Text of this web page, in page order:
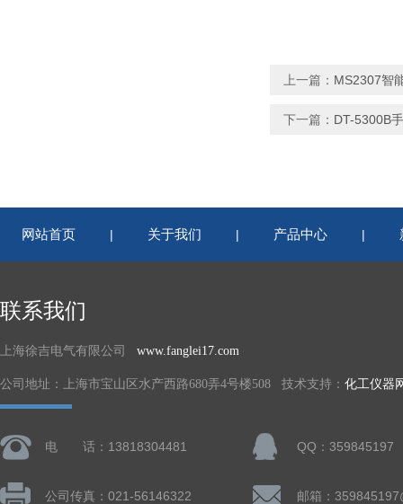
上一篇： MS2307智
下一篇： DT-5300B
网站首页 | 关于我们 | 产品中心 |
联系我们
上海徐吉电气有限公司 www.fanglei17.com
公司地址：上海市宝山区水产西路680弄4号楼508 技术支持： 化工仪器
电 话：13818304481 QQ：359845197
公司传真：021-56146322 邮箱：